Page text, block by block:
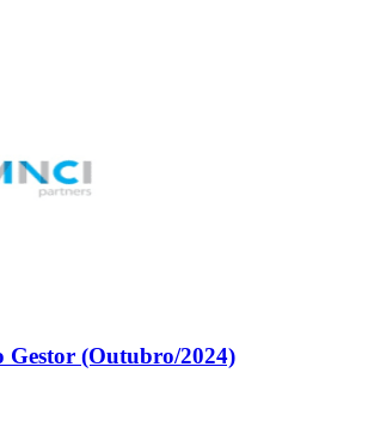
Gestor (Outubro/2024)